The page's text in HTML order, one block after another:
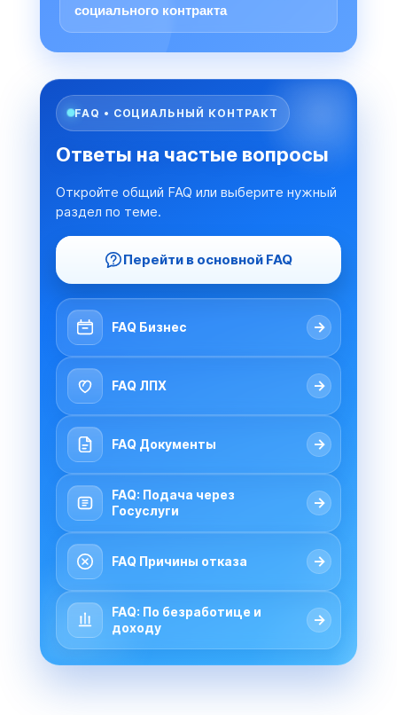
социального контракта
FAQ • СОЦИАЛЬНЫЙ КОНТРАКТ
Ответы на частые вопросы
Откройте общий FAQ или выберите нужный
раздел по теме.
Перейти в основной FAQ
FAQ Бизнес →
FAQ ЛПХ →
FAQ Документы →
FAQ: Подача через
Госуслуги
→
FAQ Причины отказа →
FAQ: По безработице и
доходу
→